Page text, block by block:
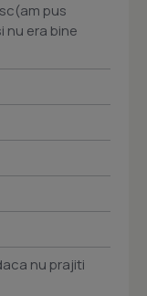
pus
nu era bine
nu prajiti